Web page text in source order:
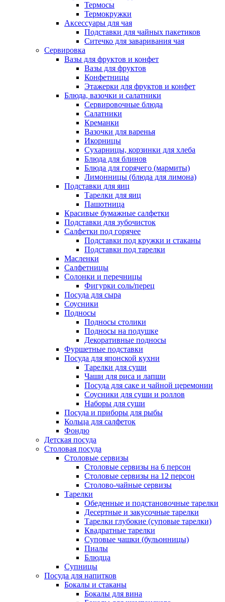
Термосы
Термокружки
Аксессуары для чая
Подставки для чайных пакетиков
Ситечко для заваривания чая
Сервировка
Вазы для фруктов и конфет
Вазы для фруктов
Конфетницы
Этажерки для фруктов и конфет
Блюда, вазочки и салатники
Сервировочные блюда
Салатники
Креманки
Вазочки для варенья
Икорницы
Сухарницы, корзинки для хлеба
Блюда для блинов
Блюда для горячего (мармиты)
Лимонницы (блюда для лимона)
Подставки для яиц
Тарелки для яиц
Пашотница
Красивые бумажные салфетки
Подставки для зубочисток
Салфетки под горячее
Подставки под кружки и стаканы
Подставки под тарелки
Масленки
Салфетницы
Солонки и перечницы
Фигурки соль/перец
Посуда для сыра
Соусники
Подносы
Подносы столики
Подносы на подушке
Декоративные подносы
Фуршетные подставки
Посуда для японской кухни
Тарелки для суши
Чаши для риса и лапши
Посуда для саке и чайной церемонии
Соусники для суши и роллов
Наборы для суши
Посуда и приборы для рыбы
Кольца для салфеток
Фондю
Детская посуда
Столовая посуда
Столовые сервизы
Столовые сервизы на 6 персон
Столовые сервизы на 12 персон
Столово-чайные сервизы
Тарелки
Обеденные и подстановочные тарелки
Десертные и закусочные тарелки
Тарелки глубокие (суповые тарелки)
Квадратные тарелки
Суповые чашки (бульонницы)
Пиалы
Блюдца
Супницы
Посуда для напитков
Бокалы и стаканы
Бокалы для вина